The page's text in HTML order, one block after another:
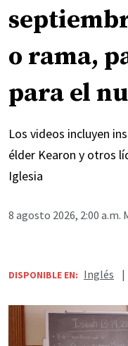
o rama,
para el
Los videos incluyen
élder Kearon y otros
Iglesia
8 agosto 2026, 2:00 a.m.
DISPONIBLE EN: Inglés |